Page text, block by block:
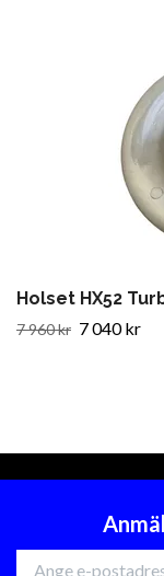
Holset HX52
7 960 kr 7 040 kr